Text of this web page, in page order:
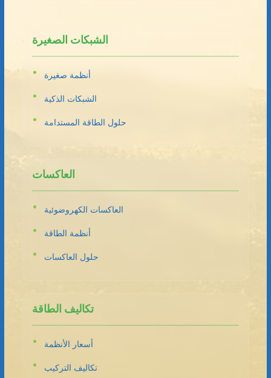
الشبكات الصغيرة
أنظمة صغيرة
الشبكات الذكية
حلول الطاقة المستدامة
العاكسات
العاكسات الكهروضوئية
أنظمة الطاقة
حلول العاكسات
تكاليف الطاقة
أسعار الأنظمة
تكاليف التركيب